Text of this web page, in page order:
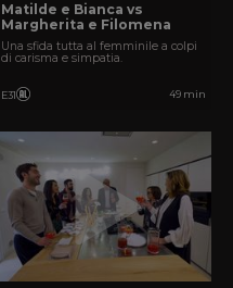
Matilde e Bianca vs
Margherita e Filomena
Una sfida tutta al femminile a colpi
di carisma e simpatia.
E31 49 min